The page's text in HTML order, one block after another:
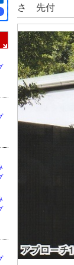
さ 先付